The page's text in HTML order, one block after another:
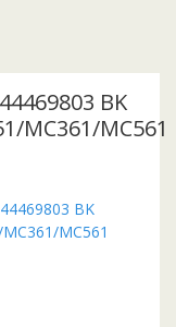
BK
MC361/MC561